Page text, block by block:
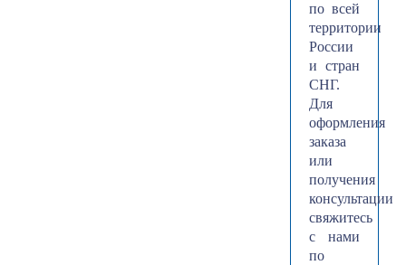
по всей
территории
России
и стран
СНГ.
Для
оформления
заказа
или
получения
консультации
свяжитесь
с нами
по